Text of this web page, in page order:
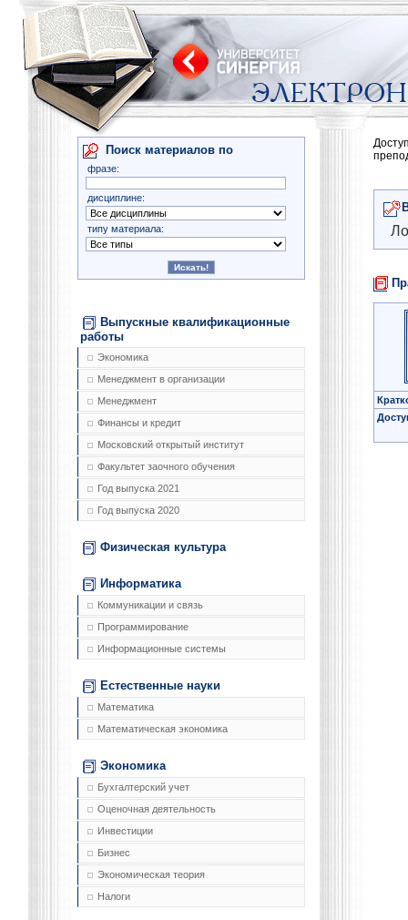
Поиск материалов по
фразе:
дисциплине:
типу материала:
Выпускные квалификационные
работы
Экономика
Менеджмент в организации
Менеджмент
Финансы и кредит
Московский открытый институт
Факультет заочного обучения
Год выпуска 2021
Год выпуска 2020
Физическая культура
Информатика
Коммуникации и связь
Программирование
Информационные системы
Естественные науки
Математика
Математическая экономика
Экономика
Бухгалтерский учет
Оценочная деятельность
Инвестиции
Бизнес
Экономическая теория
Налоги